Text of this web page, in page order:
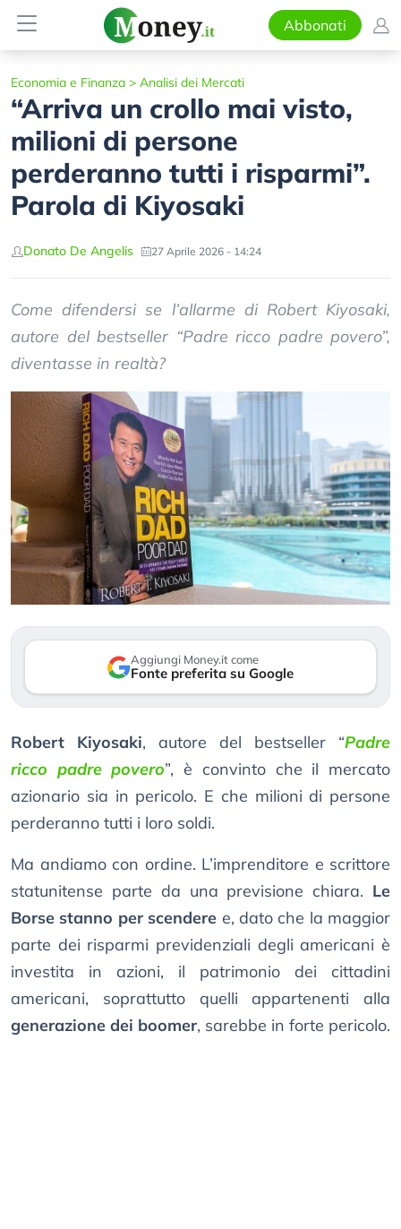
Abbonati
Economia e Finanza > Analisi dei Mercati
“Arriva un crollo mai visto,
milioni di persone
perderanno tutti i risparmi”.
Parola di Kiyosaki
Donato De Angelis 27 Aprile 2026 - 14:24
Come difendersi se l’allarme di Robert Kiyosaki,
autore del bestseller “Padre ricco padre povero”,
diventasse in realtà?
Aggiungi Money.it come
Fonte preferita su Google
Robert Kiyosaki, autore del bestseller “Padre
ricco padre povero”, è convinto che il mercato
azionario sia in pericolo. E che milioni di persone
perderanno tutti i loro soldi.
Ma andiamo con ordine. L’imprenditore e scrittore
statunitense parte da una previsione chiara. Le
Borse stanno per scendere e, dato che la maggior
parte dei risparmi previdenziali degli americani è
investita in azioni, il patrimonio dei cittadini
americani, soprattutto quelli appartenenti alla
generazione dei boomer, sarebbe in forte pericolo.